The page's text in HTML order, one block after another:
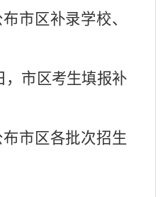
市区补录学校、
，市区考生填报补
布市区各批次招生